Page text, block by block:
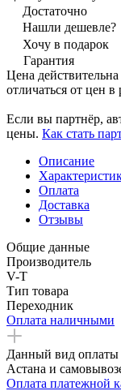
Достаточно
Нашли дешевле?
Хочу в подарок
Гарантия
Цена
отличаться от цен
Если вы партнёр,
цены. Как стать
Описание
Оплата
Доставка
Отзывы
Общие данные
Производитель
V-T
Тип товара
Переходник
Оплата наличными
Данный вид оплаты
Астана и
Оплата платежной